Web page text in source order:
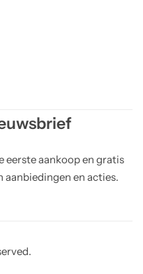
eerste aankoop en gratis
aanbiedingen en acties.